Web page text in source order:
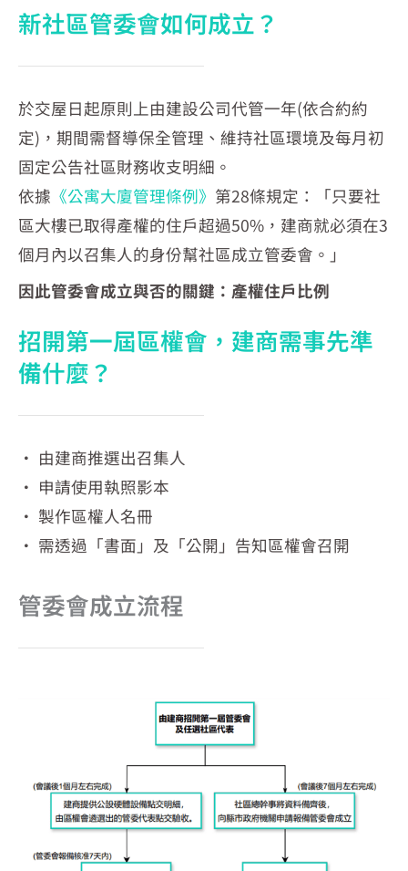
新社區管委會如何成立？
於交屋日起原則上由建設公司代管一年(依合約約
定)，期間需督導保全管理、維持社區環境及每月初
固定公告社區財務收支明細。
依據 《公寓大廈管理條例》 第28條規定：「只要社
區大樓已取得產權的住戶超過50%，建商就必須在3
個月內以召集人的身份幫社區成立管委會。」
因此管委會成立與否的關鍵：產權住戶比例
招開第一屆區權會，建商需事先準
備什麼？
‧ 由建商推選出召集人
‧ 申請使用執照影本
‧ 製作區權人名冊
‧ 需透過「書面」及「公開」告知區權會召開
管委會成立流程